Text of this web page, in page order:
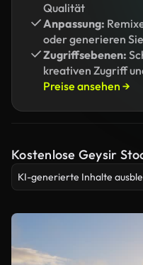
Qualität
Anpassung:
oder generieren
Zugriffsebenen:
kreativen Zugriff
Preise ansehen →
Kostenlose Geysir
KI-generierte Inhalte